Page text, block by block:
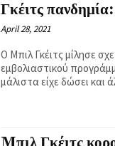
Γκέιτς πανδημία:
April 28, 2021
Ο Μπιλ Γκέιτς μίλησε
εμβολιαστικού
μάλιστα είχε δώσει και